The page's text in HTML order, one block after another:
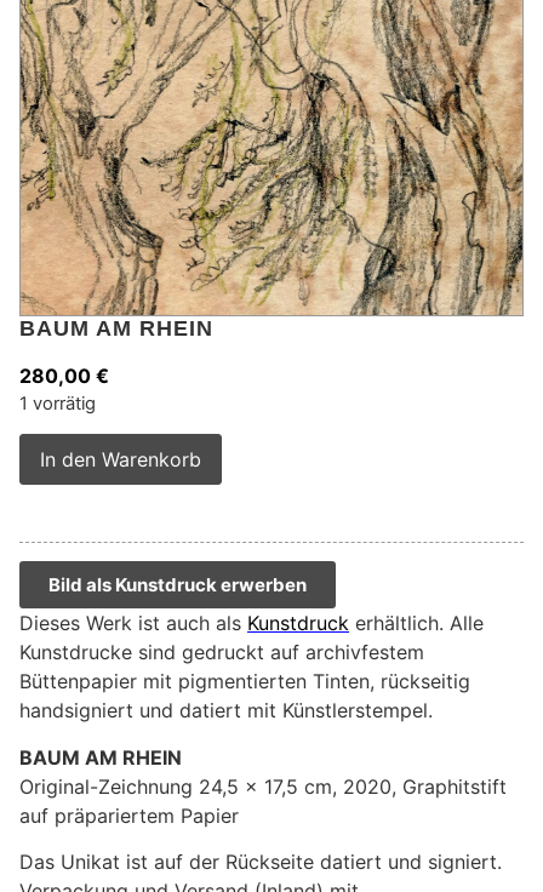
BAUM AM RHEIN
280,00 €
1 vorrätig
In den Warenkorb
Bild als Kunstdruck erwerben
Dieses Werk ist auch als Kunstdruck erhältlich. Alle
Kunstdrucke sind gedruckt auf archivfestem
Büttenpapier mit pigmentierten Tinten, rückseitig
handsigniert und datiert mit Künstlerstempel.
BAUM AM RHEIN
Original-Zeichnung 24,5 x 17,5 cm, 2020, Graphitstift
auf präpariertem Papier
Das Unikat ist auf der Rückseite datiert und signiert.